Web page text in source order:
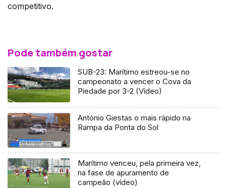
competitivo.
Pode também gostar
SUB-23: Marítimo estreou-se no
campeonato a vencer o Cova da
Piedade por 3-2 (Vídeo)
António Giestas o mais rápido na
Rampa da Ponta do Sol
Marítimo venceu, pela primeira vez,
na fase de apuramento de
campeão (vídeo)